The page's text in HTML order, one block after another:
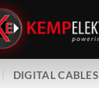
DIGITAL CABLES